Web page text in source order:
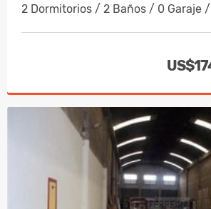
2 Dormitorios / 2 Baños / 0 Garaje